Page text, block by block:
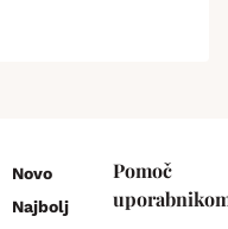
Novo
Najbolj
Pomoč